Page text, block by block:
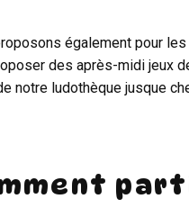
également pour
des après-midi jeux
notre ludothèque jusque